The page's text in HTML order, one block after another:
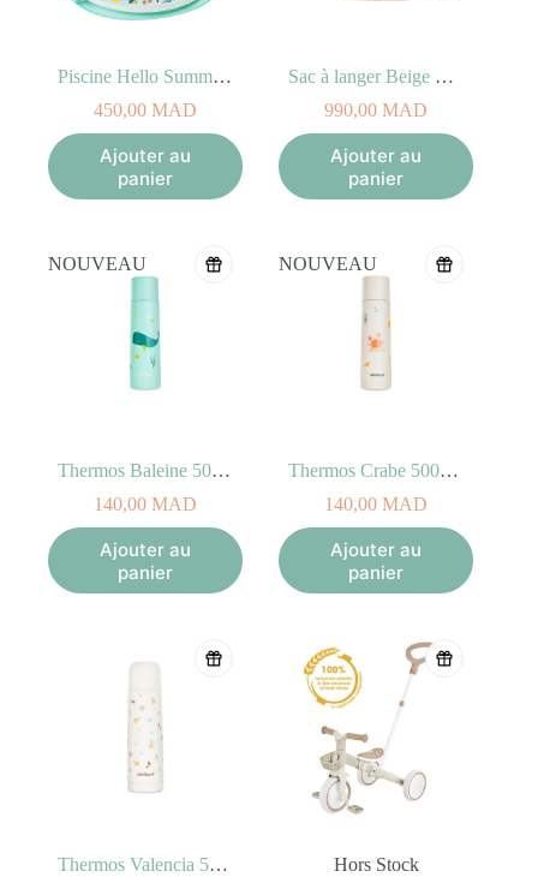
Piscine Hello Summer BABY POOL with Tent
450,00 MAD
Ajouter au
panier
Sac à langer Beige – Fluffy Doomoo
990,00 MAD
Ajouter au
panier
NOUVEAU
Thermos Baleine 500ml Miniland
140,00 MAD
Ajouter au
panier
NOUVEAU
Thermos Crabe 500ml Miniland
140,00 MAD
Ajouter au
panier
Thermos Valencia 500ml Miniland
Hors Stock